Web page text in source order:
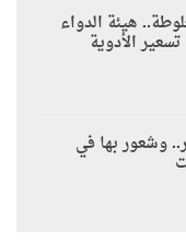
هيئة الدواء
الأدوية
وشعور بها في